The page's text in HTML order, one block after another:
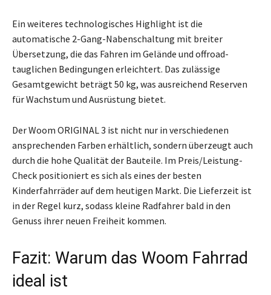
Ein weiteres technologisches Highlight ist die
automatische 2-Gang-Nabenschaltung mit breiter
Übersetzung, die das Fahren im Gelände und offroad-
tauglichen Bedingungen erleichtert. Das zulässige
Gesamtgewicht beträgt 50 kg, was ausreichend Reserven
für Wachstum und Ausrüstung bietet.
Der Woom ORIGINAL 3 ist nicht nur in verschiedenen
ansprechenden Farben erhältlich, sondern überzeugt auch
durch die hohe Qualität der Bauteile. Im Preis/Leistung-
Check positioniert es sich als eines der besten
Kinderfahrräder auf dem heutigen Markt. Die Lieferzeit ist
in der Regel kurz, sodass kleine Radfahrer bald in den
Genuss ihrer neuen Freiheit kommen.
Fazit: Warum das Woom Fahrrad
ideal ist